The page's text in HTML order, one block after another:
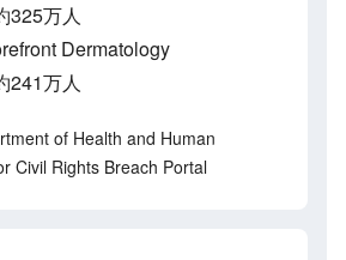
325万人
Dermatology
241万人
of Health and Human
Civil Rights Breach Portal